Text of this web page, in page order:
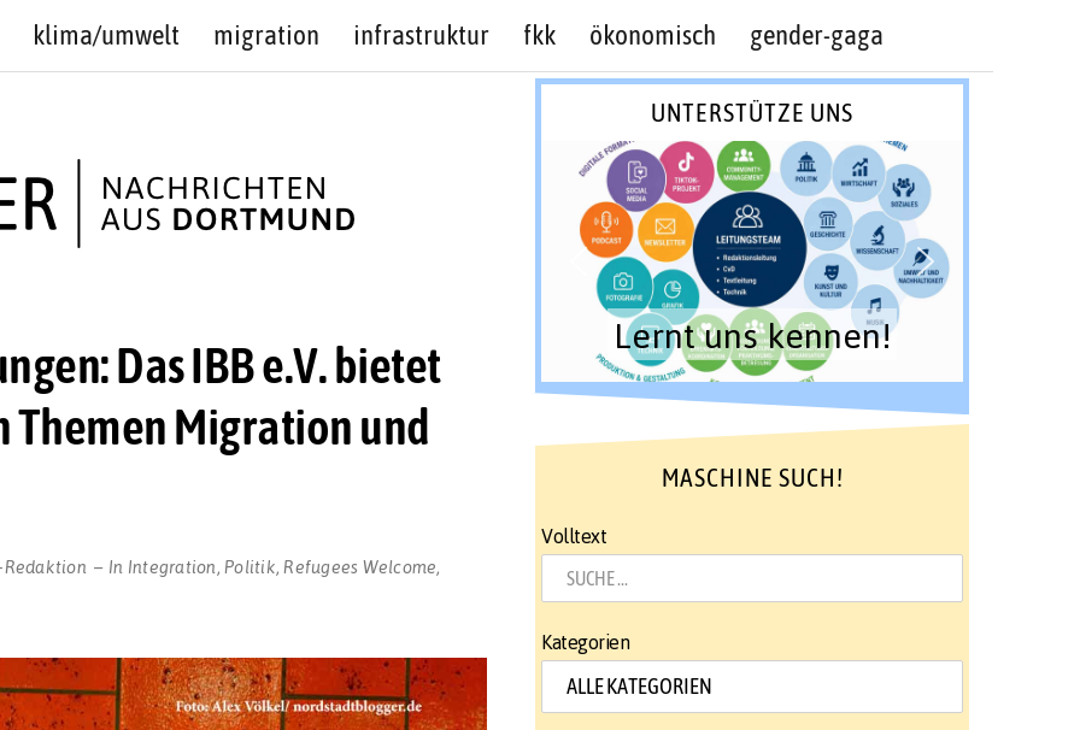
klima/umwelt migration infrastruktur fkk ökonomisch gender-gaga
Das IBB e.V. bietet
Themen Migration und
In Integration Politik Refugees Welcome
UNTERSTÜTZE UNS
Lernt uns kennen!
MASCHINE SUCH!
Volltext
Kategorien